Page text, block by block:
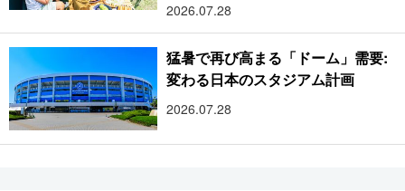
2026.07.28
猛暑で再び高まる「ドーム」需要:
変わる日本のスタジアム計画
2026.07.28